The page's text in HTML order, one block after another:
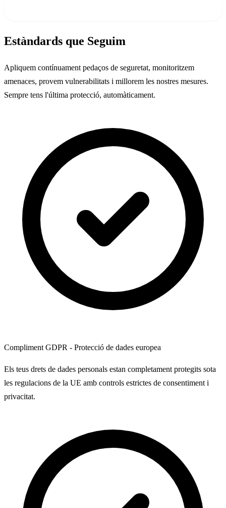
Estàndards que Seguim
Apliquem contínuament pedaços de seguretat, monitoritzem
amenaces, provem vulnerabilitats i millorem les nostres mesures.
Sempre tens l'última protecció, automàticament.
Compliment GDPR - Protecció de dades europea
Els teus drets de dades personals estan completament protegits sota
les regulacions de la UE amb controls estrictes de consentiment i
privacitat.